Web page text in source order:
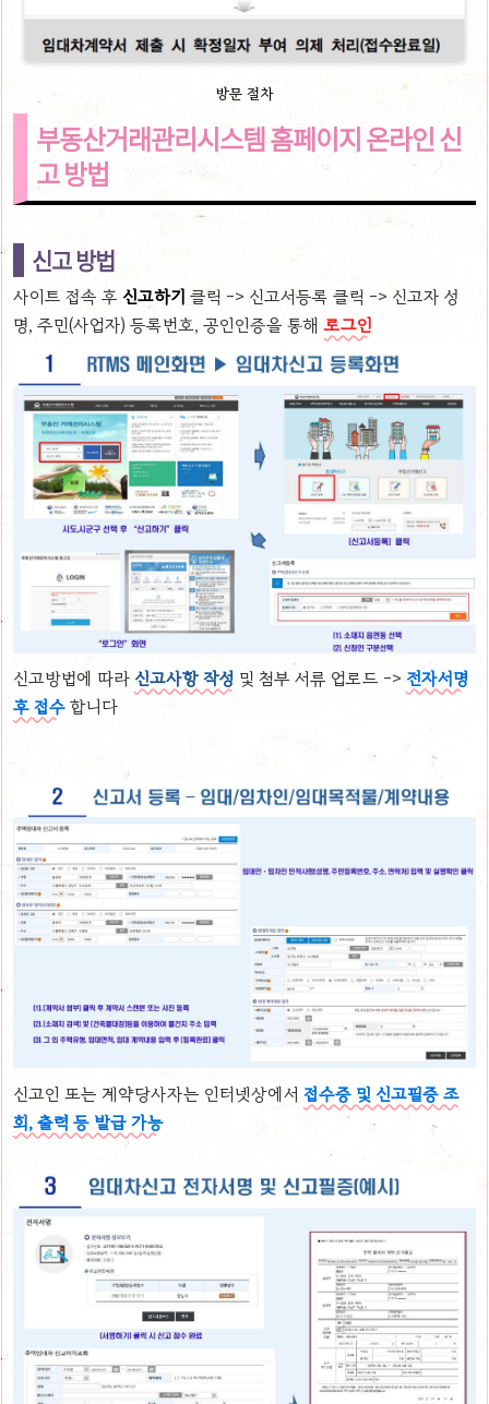
방문 절차
부동산거래관리시스템 홈페이지 온라인 신
고 방법
신고 방법
사이트 접속 후 신고하기 클릭 -> 신고서등록 클릭 -> 신고자 성
명, 주민(사업자) 등록번호, 공인인증을 통해로그인
신고방법에 따라 신고사항 작성 및 첨부 서류 업로드 -> 전자서명
후 접수 합니다
신고인 또는 계약당사자는 인터넷상에서 접수증 및 신고필증 조
회, 출력 등 발급 가능